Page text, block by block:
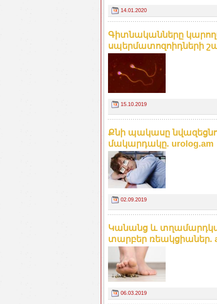
14.01.2020
Գիտնականները
սպերմատոզոիդների
15.10.2019
Քնի պակասը
մակարդակը. urolog.am
02.09.2019
Կանանց և
տարբեր ռեակցիաներ.
06.03.2019